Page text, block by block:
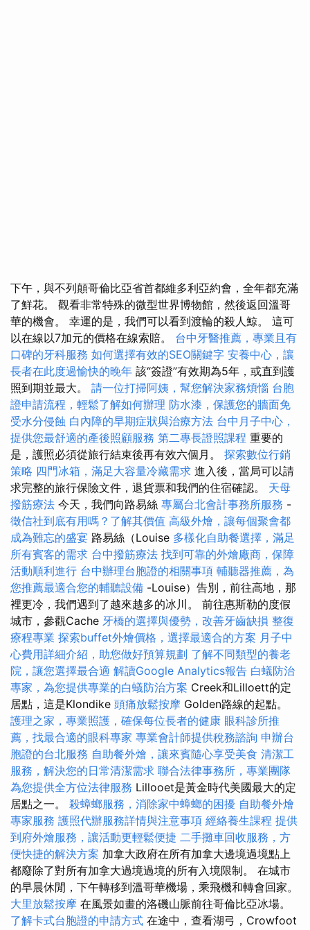
下午，與不列顛哥倫比亞省首都維多利亞約會，全年都充滿
了鮮花。 觀看非常特殊的微型世界博物館，然後返回溫哥
華的機會。 幸運的是，我們可以看到渡輪的殺人鯨。 這可
以在線以7加元的價格在線索賠。 台中牙醫推薦，專業且有
口碑的牙科服務 如何選擇有效的SEO關鍵字 安養中心，讓
長者在此度過愉快的晚年 該“簽證”有效期為5年，或直到護
照到期並最大。 請一位打掃阿姨，幫您解決家務煩惱 台胞
證申請流程，輕鬆了解如何辦理 防水漆，保護您的牆面免
受水分侵蝕 白內障的早期症狀與治療方法 台中月子中心，
提供您最舒適的產後照顧服務 第二專長證照課程 重要的
是，護照必須從旅行結束後再有效六個月。 探索數位行銷
策略 四門冰箱，滿足大容量冷藏需求 進入後，當局可以請
求完整的旅行保險文件，退貨票和我們的住宿確認。 天母
撥筋療法 今天，我們向路易絲 專屬台北會計事務所服務 -
徵信社到底有用嗎？了解其價值 高級外燴，讓每個聚會都
成為難忘的盛宴 路易絲（Louise 多樣化自助餐選擇，滿足
所有賓客的需求 台中撥筋療法 找到可靠的外燴廠商，保障
活動順利進行 台中辦理台胞證的相關事項 輔聽器推薦，為
您推薦最適合您的輔聽設備 -Louise）告別，前往高地，那
裡更冷，我們遇到了越來越多的冰川。 前往惠斯勒的度假
城市，參觀Cache 牙橋的選擇與優勢，改善牙齒缺損 整復
療程專業 探索buffet外燴價格，選擇最適合的方案 月子中
心費用詳細介紹，助您做好預算規劃 了解不同類型的養老
院，讓您選擇最合適 解讀Google Analytics報告 白蟻防治
專家，為您提供專業的白蟻防治方案 Creek和Lilloett的定
居點，這是Klondike 頭痛放鬆按摩 Golden路線的起點。
護理之家，專業照護，確保每位長者的健康 眼科診所推
薦，找最合適的眼科專家 專業會計師提供稅務諮詢 申辦台
胞證的台北服務 自助餐外燴，讓來賓隨心享受美食 清潔工
服務，解決您的日常清潔需求 聯合法律事務所，專業團隊
為您提供全方位法律服務 Lillooet是黃金時代美國最大的定
居點之一。 殺蟑螂服務，消除家中蟑螂的困擾 自助餐外燴
專家服務 護照代辦服務詳情與注意事項 經絡養生課程 提供
到府外燴服務，讓活動更輕鬆便捷 二手攤車回收服務，方
便快捷的解決方案 加拿大政府在所有加拿大邊境過境點上
都廢除了對所有加拿大過境過境的所有入境限制。 在城市
的早晨休閒，下午轉移到溫哥華機場，乘飛機和轉會回家。
大里放鬆按摩 在風景如畫的洛磯山脈前往哥倫比亞冰場。
了解卡式台胞證的申請方式 在途中，查看湖弓，Crowfoot